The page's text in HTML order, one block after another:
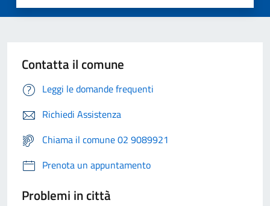
Contatta il comune
Leggi le domande frequenti
Richiedi Assistenza
Chiama il comune 02 9089921
Prenota un appuntamento
Problemi in città